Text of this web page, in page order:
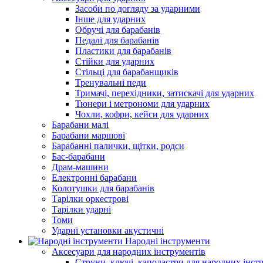
Засоби по догляду за ударними
Інше для ударних
Обручі для барабанів
Педалі для барабанів
Пластики для барабанів
Стійки для ударних
Стільці для барабанщиків
Тренувальні педи
Тримачі, перехідники, затискачі для ударних
Тюнери і метрономи для ударних
Чохли, кофри, кейси для ударних
Барабани малі
Барабани маршові
Барабанні палички, щітки, родси
Бас-барабани
Драм-машини
Електронні барабани
Колотушки для барабанів
Тарілки оркестрові
Тарілки ударні
Томи
Ударні установки акустичні
Народні інструменти
Аксесуари для народних інструментів